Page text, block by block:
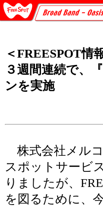
＜FREESPOT情
３週間連続で、
ンを実施
株式会社メル
スポットサービ
りましたが、
を図るために、